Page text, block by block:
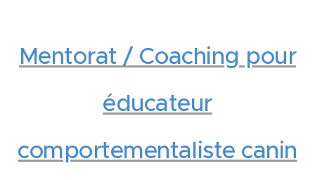
Mentorat / Coaching pour
éducateur
comportementaliste canin